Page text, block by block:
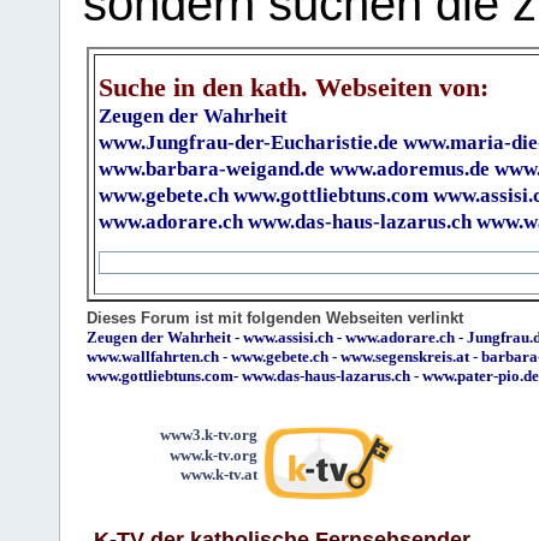
Suche in den kath. Webseiten von:
Zeugen der Wahrheit
www.Jungfrau-der-Eucharistie.de www.maria-
www.barbara-weigand.de www.adoremus.de
www.gebete.ch www.gottliebtuns.com
www.adorare.ch www.das-haus-lazarus.ch
Dieses Forum ist mit folgenden Webseiten verlinkt
Zeugen der Wahrheit - www.assisi.ch - www.adorare.ch -
www.wallfahrten.ch - www.gebete.ch - www.segenskreis.at -
www.gottliebtuns.com- www.das-haus-lazarus.ch - www.pater-pio.de
www3.k-tv.org
www.k-tv.org
www.k-tv.at